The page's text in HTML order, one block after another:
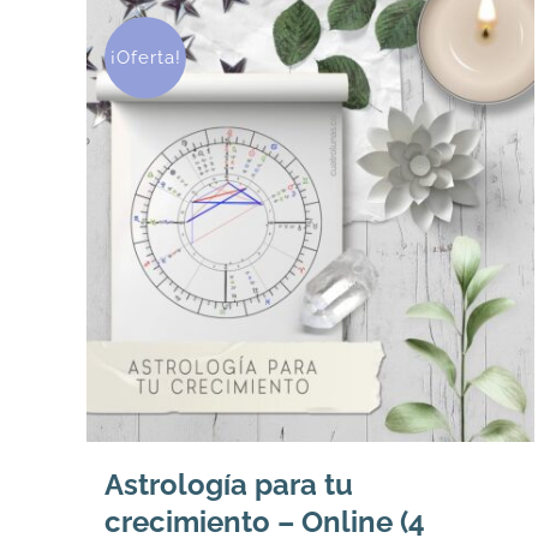
¡Oferta!
Astrología para tu
crecimiento – Online (4